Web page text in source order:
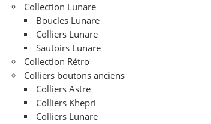
Collection Lunare
Boucles Lunare
Colliers Lunare
Sautoirs Lunare
Collection Rétro
Colliers boutons anciens
Colliers Astre
Colliers Khepri
Colliers Lunare